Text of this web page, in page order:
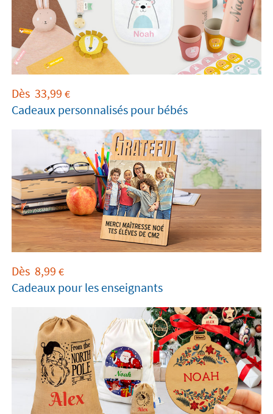
Dès 33,99 €
Cadeaux personnalisés pour bébés
Dès 8,99 €
Cadeaux pour les enseignants